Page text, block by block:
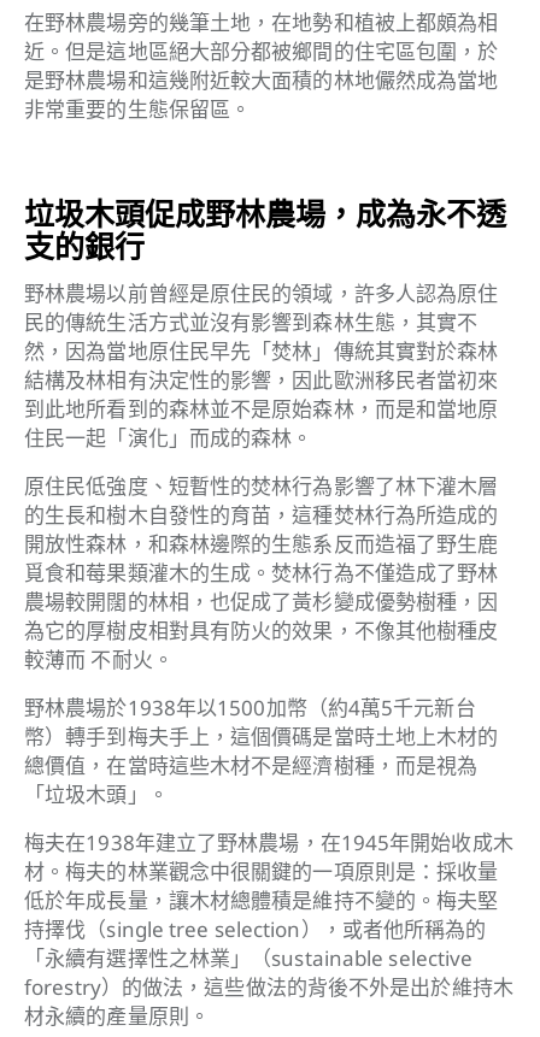
在野林農場旁的幾筆土地，在地勢和植被上都頗為相
近。但是這地區絕大部分都被鄉間的住宅區包圍，於
是野林農場和這幾附近較大面積的林地儼然成為當地
非常重要的生態保留區。
垃圾木頭促成野林農場，成為永不透
支的銀行
野林農場以前曾經是原住民的領域，許多人認為原住
民的傳統生活方式並沒有影響到森林生態，其實不
然，因為當地原住民早先「焚林」傳統其實對於森林
結構及林相有決定性的影響，因此歐洲移民者當初來
到此地所看到的森林並不是原始森林，而是和當地原
住民一起「演化」而成的森林。
原住民低強度、短暫性的焚林行為影響了林下灌木層
的生長和樹木自發性的育苗，這種焚林行為所造成的
開放性森林，和森林邊際的生態系反而造福了野生鹿
覓食和莓果類灌木的生成。焚林行為不僅造成了野林
農場較開闊的林相，也促成了黃杉變成優勢樹種，因
為它的厚樹皮相對具有防火的效果，不像其他樹種皮
較薄而 不耐火。
野林農場於1938年以1500加幣（約4萬5千元新台
幣）轉手到梅夫手上，這個價碼是當時土地上木材的
總價值，在當時這些木材不是經濟樹種，而是視為
「垃圾木頭」。
梅夫在1938年建立了野林農場，在1945年開始收成木
材。梅夫的林業觀念中很關鍵的一項原則是：採收量
低於年成長量，讓木材總體積是維持不變的。梅夫堅
持擇伐（single tree selection），或者他所稱為的
「永續有選擇性之林業」（sustainable selective
forestry）的做法，這些做法的背後不外是出於維持木
材永續的產量原則。